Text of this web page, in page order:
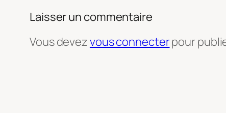
Laisser un commentaire
Vous devezvous connecterpour